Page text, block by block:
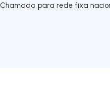
Chamada para rede fixa